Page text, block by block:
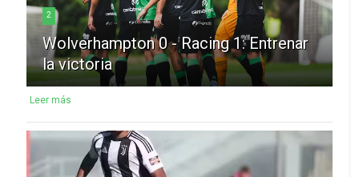
2
Wolverhampton 0 - Racing 1: Entrenar
la victoria
Leer más